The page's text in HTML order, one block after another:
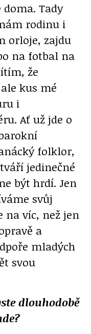
Tady
rodinu i
orloje, zajdu
na fotbal na
že
kus mé
i
Ať už jde o
folklor,
jedinečné
být hrdí. Jen
svůj
na víc, než jen
a
mladých
svou
dlouhodobě